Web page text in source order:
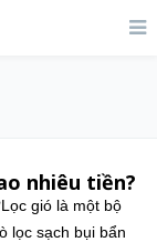
nhiêu tiền?
gió là một bộ
lọc sạch bụi bẩn